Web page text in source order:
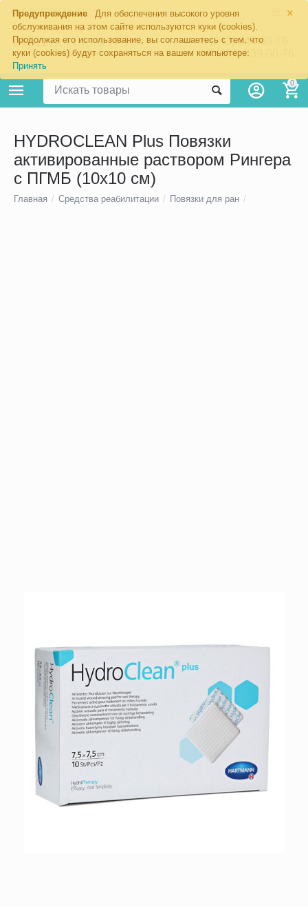
×
Предупреждение
Для обеспечения высокого уровня
обслуживания на этом сайте используются куки (cookies).
Продолжая его использование, вы соглашаетесь с тем, что
куки (cookies) будут сохраняться на вашем компьютере:
Принять
Екатеринбург
8 (343) 344-60-76
+7 (967) 639-00-76
0
HYDROCLEAN Plus Повязки
активированные раствором Рингера
с ПГМБ (10x10 см)
Главная / Средства реабилитации / Повязки для ран /